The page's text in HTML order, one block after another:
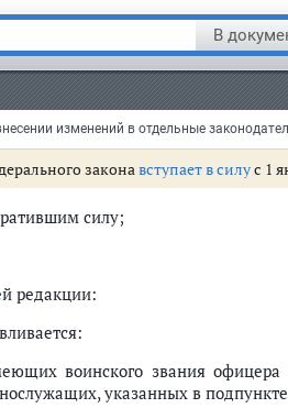
В
может быть обжаловано
дня получения гражданином
Федерации или в суд.
в призывную комиссию
призывной комиссии
Российской Федерации или
законавступает в силус 1
силу;
редакции:
воинского звания
указанных в